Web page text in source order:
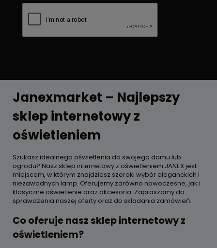
Janexmarket – Najlepszy
sklep internetowy z
oświetleniem
Szukasz idealnego oświetlenia do swojego domu lub
ogrodu? Nasz sklep internetowy z oświetleniem JANEX jest
miejscem, w którym znajdziesz szeroki wybór eleganckich i
niezawodnych lamp. Oferujemy zarówno nowoczesne, jak i
klasyczne oświetlenie oraz akcesoria. Zapraszamy do
sprawdzenia naszej oferty oraz do składania zamówień.
Co oferuje nasz sklep internetowy z
oświetleniem?